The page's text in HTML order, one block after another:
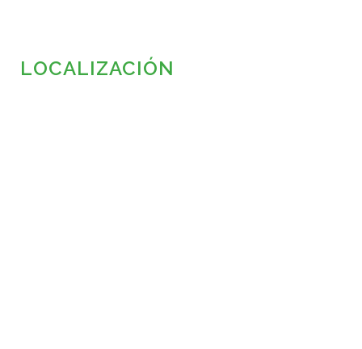
LOCALIZACIÓN